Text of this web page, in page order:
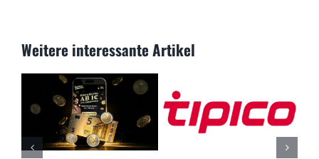
Weitere interessante Artikel